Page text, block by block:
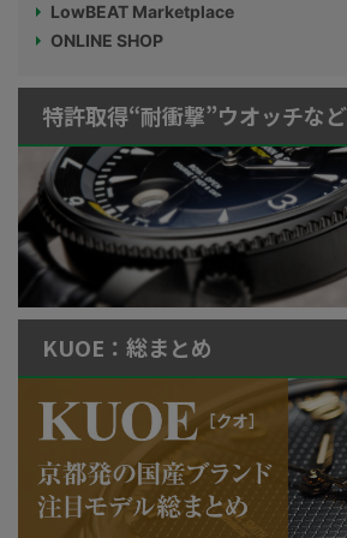
LowBEAT Marketplace
ONLINE SHOP
特許取得“耐衝撃”ウオッチなど
KUOE：総まとめ